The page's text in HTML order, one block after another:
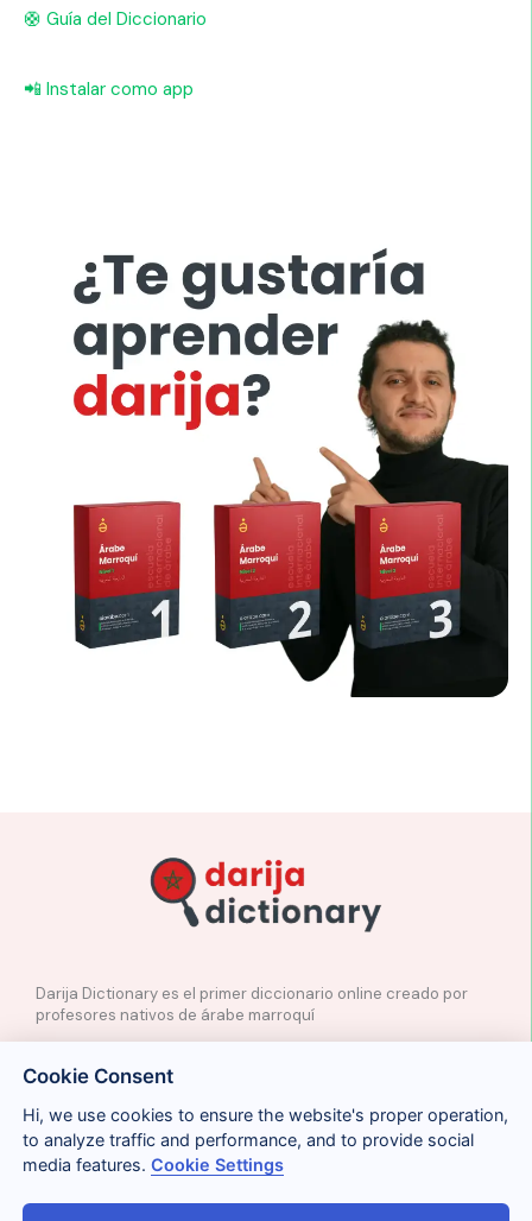
🛟 Guía del Diccionario
📲 Instalar como app
Darija Dictionary es el primer diccionario online creado por
profesores nativos de árabe marroquí
✉️ Contacto
📲Redes Sociales
🤝🏼Proponer palabras
Legal Cookies Privacidad Condiciones
Cookie Consent
Hi, we use cookies to ensure the website's proper operation,
to analyze traffic and performance, and to provide social
media features.Cookie Settings